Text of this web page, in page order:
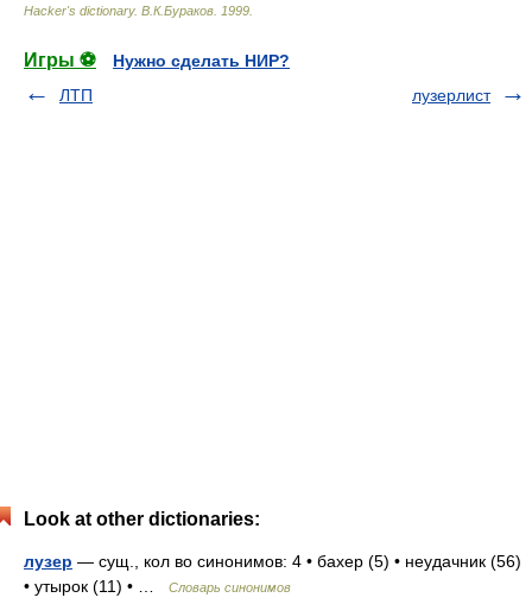
Hacker's dictionary. В.К.Бураков 1999
Игры ⚽
Нужно сделать НИР?
ЛТП
лузерлист
Look at other dictionaries:
лузер — сущ., кол во синонимов: 4 • бахер (5) • неудачник (56)
• утырок (11) • …
Словарь синонимов